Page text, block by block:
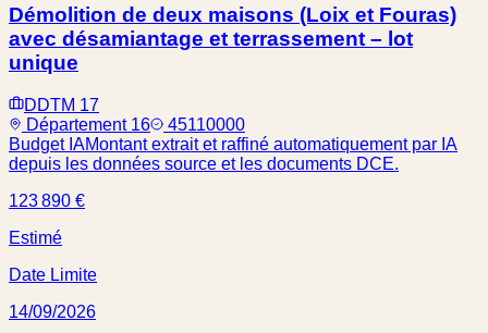
Démolition de deux maisons (Loix et Fouras)
avec désamiantage et terrassement – lot
unique
DDTM 17
Département 16
45110000
Budget IAMontant extrait et raffiné automatiquement par IA
depuis les données source et les documents DCE.
123 890 €
Estimé
Date Limite
14/09/2026